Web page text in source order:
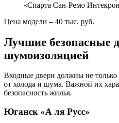
«Спарта Сан-Ремо
Цена модели – 40 тыс. руб.
Лучшие безопасные
шумоизоляцией
Входные двери должны не
от холода и шума. Важной их
безопасность жилья.
Юганск «А ля Русс»